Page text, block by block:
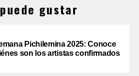
gustar
Pichilemina 2025: Conoce
son los artistas confirmados